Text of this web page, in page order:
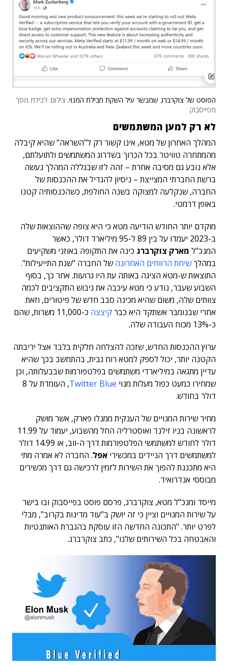
הפוסט של צוקרברג שמבשר עיל השקת חבילת המנוי. צילום: לכידת מסך
מפייסבוק
לא רק למען המשתמשים
המהלך האחרון של מטא, אינו קשור רק ל"השראה" שהיא קיבלה
מהמתחרה טוויטר בכל הכרוך בשדרוג המשתמשים ולתועלתם,
אלא נובע גם מסיבה אחרת – זהה לזו שבגללה המהלך נעשה
ברשת החברתי המצייצת – ניסיון להגדיל את ההכנסות של
החברה, שנקלעה למצוקה בשנה החולפת, כשהכנסותיה קטנו
באופן דרמטי.
מוקדם יותר החודש הודיעה מטא כי היא צופה שההוצאות שלה
ב-2023 יעמדו על בין 89 ל-95 מיליארד דולר, כאשר
המנכ"ל מארק צוקרברג כינה את התקופה באוזני משקיעים
במהלךשיחת הרווחים האחרונהשל החברה "שנת התייעילות".
התוצאות ש-מטא הציגה באותה עת היו גרועות. אחר כך, בסוף
השבוע שעבר, נודע כי מטאעיכבה את גיבוש התקציבים לכמה
צוותים שלה, משום שהיא מכינה סבב חדש של פיטורים, וזאת
אחרי שבנומבר אשתקד היא כברקיצצה
כ-11,000 משרות, שהם
כ-13% מכוח העבודה שלה.
ערוץ ההכנסות החדש, שזכה להצלחה חלקית בלבד אצל יריבתה
הקטנה יותר, יכול לספק למטא רוח גבית, בהתחשב בכך שהיא
עדיין מתגאה במיליארדי משתמשים בפלטפורמות שבבעלותה, וכן
שמחירו כמעט כפול מעלות מנוי Twitter Blue
, העומדת על 8
דולר בחודש.
מחיר שירות המנויים של הענקית ממנלו פארק, אשר מושק
לראשונה בניו זילנד ואוסטרליה החל מהשבוע, יעמוד על 11.99
דולר לחודש למשתמשי הפלטפורמות דרך ה-ווב, או 14.99 דולר
למשתמשים דרך הניידים במכשירי אפל. החברה לא אמרה מתי
היא מתכננת להפוך את השירות לזמין לרכישה גם דרך מכשירים
מבוססי אנדרואיד.
מייסד ומנכ"ל מטא, צוקרברג, פרסם פוסט בפייסבוק ובו בישר
על שירות המנויים וציין כי זה יושק ב"עוד מדינות בקרוב", מבלי
לפרט יותר. "התכונה החדשה הזו עוסקת בהגברת האותנטיות
והאבטחה בכל השירותים שלנו", כתב צוקרברג.